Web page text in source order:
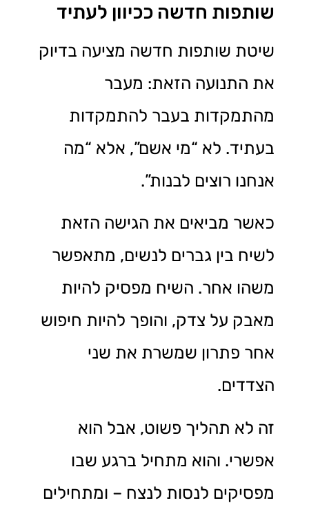
שותפות חדשה ככיוון לעתיד
שיטת שותפות חדשה מציעה בדיוק
את התנועה הזאת: מעבר
מהתמקדות בעבר להתמקדות
בעתיד. לא “מי אשם”, אלא “מה
אנחנו רוצים לבנות”.
כאשר מביאים את הגישה הזאת
לשיח בין גברים לנשים, מתאפשר
משהו אחר. השיח מפסיק להיות
מאבק על צדק, והופך להיות חיפוש
אחר פתרון שמשרת את שני
הצדדים.
זה לא תהליך פשוט, אבל הוא
אפשרי. והוא מתחיל ברגע שבו
מפסיקים לנסות לנצח – ומתחילים